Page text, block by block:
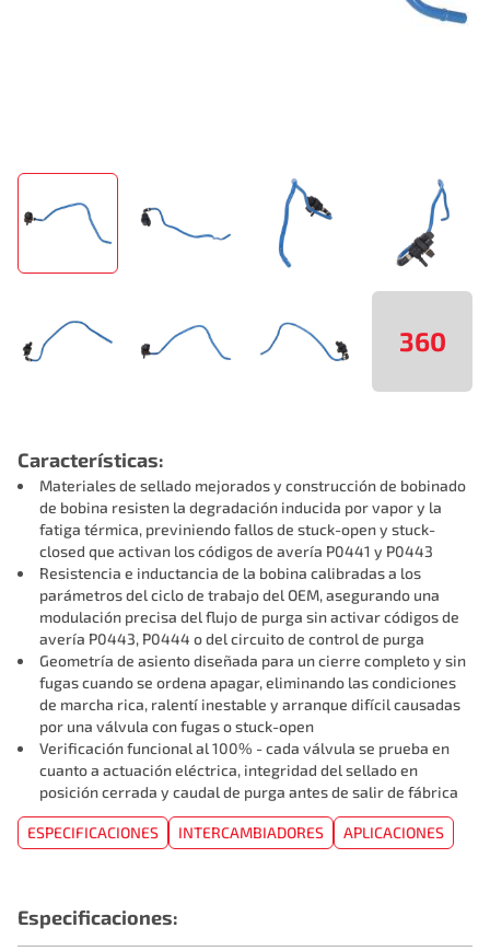
360
Características:
Materiales de sellado mejorados y construcción de bobinado
de bobina resisten la degradación inducida por vapor y la
fatiga térmica, previniendo fallos de stuck-open y stuck-
closed que activan los códigos de avería P0441 y P0443
Resistencia e inductancia de la bobina calibradas a los
parámetros del ciclo de trabajo del OEM, asegurando una
modulación precisa del flujo de purga sin activar códigos de
avería P0443, P0444 o del circuito de control de purga
Geometría de asiento diseñada para un cierre completo y sin
fugas cuando se ordena apagar, eliminando las condiciones
de marcha rica, ralentí inestable y arranque difícil causadas
por una válvula con fugas o stuck-open
Verificación funcional al 100% - cada válvula se prueba en
cuanto a actuación eléctrica, integridad del sellado en
posición cerrada y caudal de purga antes de salir de fábrica
ESPECIFICACIONES INTERCAMBIADORES APLICACIONES
Especificaciones: